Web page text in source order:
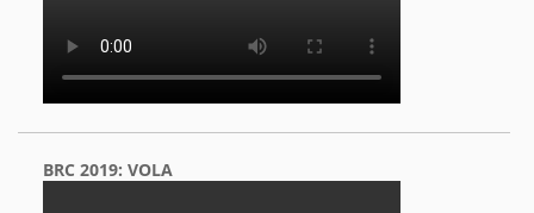
BRC 2019: VOLA